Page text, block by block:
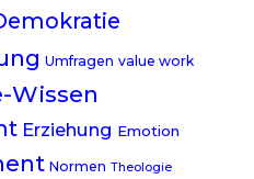
Umfragen value work
Wissen
Erziehung Emotion
Normen Theologie